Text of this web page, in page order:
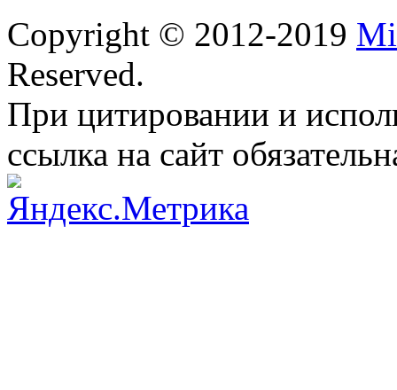
Copyright © 2012-2019
Reserved.
При цитировании и
ссылка на сайт